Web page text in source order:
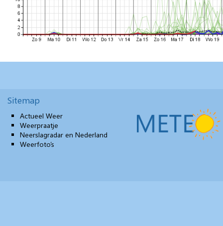
Sitemap
Actueel Weer
Weerpraatje
Neerslagradar en Nederland
Weerfoto’s